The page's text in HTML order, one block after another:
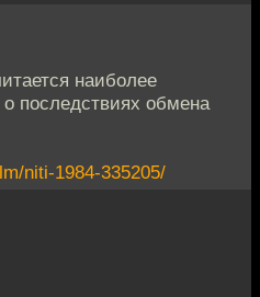
наиболее
последствиях обмена
niti-1984-335205/